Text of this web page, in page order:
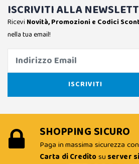
ISCRIVITI ALLA
Ricevi Novità, Promozioni e Codici
nella tua email!
SHOPPING SICURO
Paga in massima sicurezza con
Carta di Creditosu server